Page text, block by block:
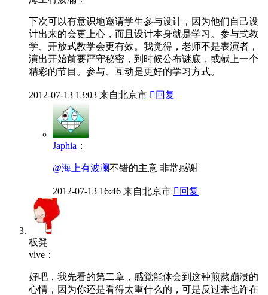
下次可以有意识地邀请学生参与设计，因为他们自己设
计出来的会更上心，而且设计本身就是学习。参与式教
学、开放式教学会更有效。我觉得，老师不是表演者，
演出开始前要严守秘密，到时候公布谜底，或献上一个
精彩的节目。参与、互动是更好的学习方式。
2012-07-13 13:03 来自北京市  回复
Japhia ：
@海上有波澜不错的主意 非常感谢
2012-07-13 16:46 来自北京市  回复
板凳
vive：
好吧，我先看的第二章，感觉能体会到这种煎熬崩溃的
心情，因为你还是看得太重什么的，可是反过来也许在